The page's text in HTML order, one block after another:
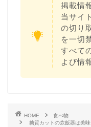
掲載情
当サイ
の切り
を一切
すべて
よび情
HOME
食べ物
糖質カットの炊飯器は美